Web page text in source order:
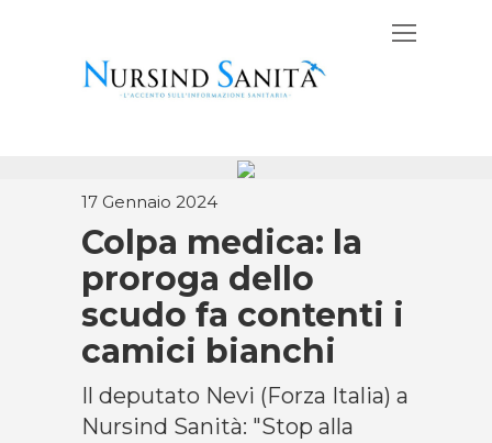
17 Gennaio 2024
Colpa medica: la
proroga dello
scudo fa contenti i
camici bianchi
Il deputato Nevi (Forza Italia) a
Nursind Sanità: "Stop alla